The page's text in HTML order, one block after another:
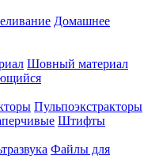
Домашнее
Шовный материал
Пульпоэкстракторы
Штифты
Файлы для